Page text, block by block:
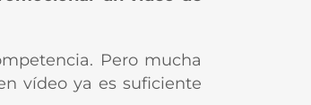
Pero mucha
vídeo ya es suficiente